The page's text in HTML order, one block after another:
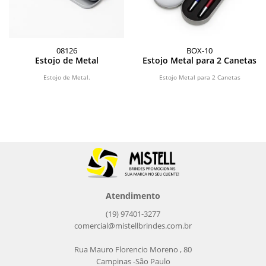
08126
Estojo de Metal
Estojo de Metal.
BOX-10
Estojo Metal para 2 Canetas
Estojo Metal para 2 Canetas
Atendimento
(19) 97401-3277
comercial@mistellbrindes.com.br
Rua Mauro Florencio Moreno , 80
Campinas -São Paulo